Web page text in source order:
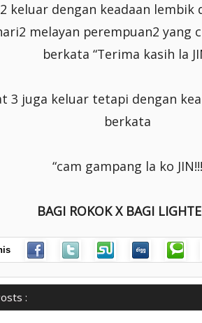
keluar dengan keadaan lembik
melayan perempuan2 yang
berkata “Terima kasih la
3 juga keluar tetapi dengan
berkata
“cam gampang la ko
BAGI ROKOK X BAGI
: